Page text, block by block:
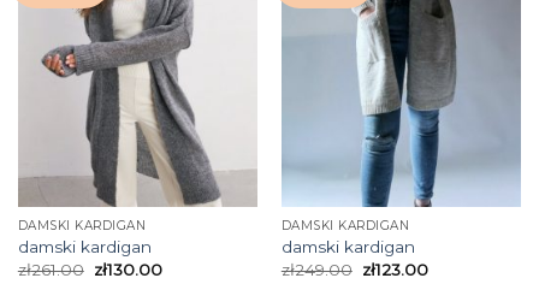
DAMSKI KARDIGAN
damski kardigan
zł261.00 zł130.00
DAMSKI KARDIGAN
damski kardigan
zł249.00 zł123.00